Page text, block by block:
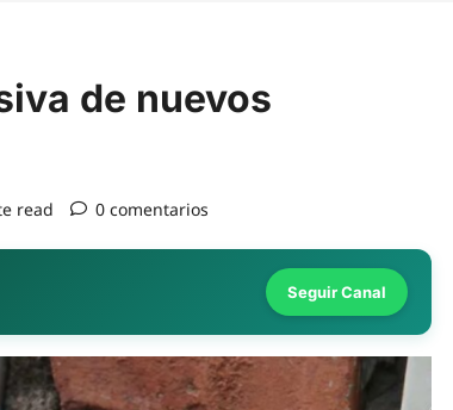
de nuevos
read 0 comentarios
Seguir Canal